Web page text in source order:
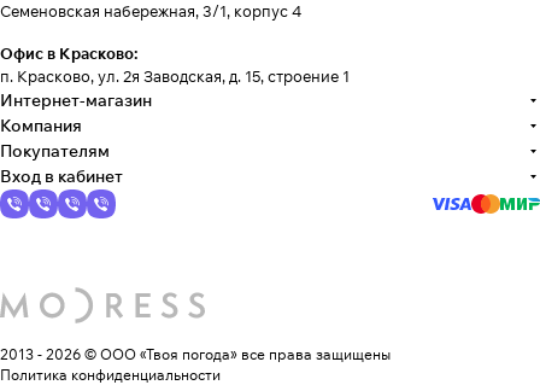
Семеновская набережная, 3/1, корпус 4
Офис в Красково:
п. Красково, ул. 2я Заводская, д. 15, строение 1
Интернет-магазин
Компания
Покупателям
Вход в кабинет
2013 - 2026 © ООО «Твоя погода» все права защищены
Политика конфиденциальности